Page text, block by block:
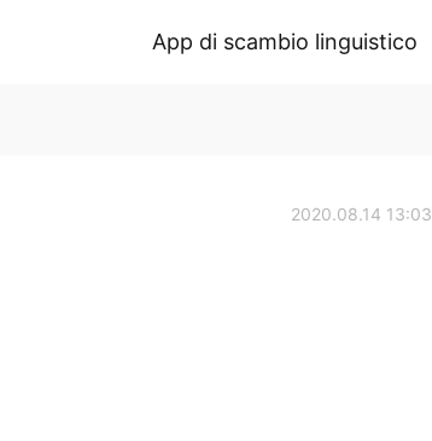
App di scambio linguistico
2020.08.14 13:03